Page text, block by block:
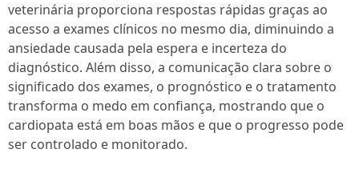
veterinária proporciona respostas rápidas graças ao
acesso a exames clínicos no mesmo dia, diminuindo a
ansiedade causada pela espera e incerteza do
diagnóstico. Além disso, a comunicação clara sobre o
significado dos exames, o prognóstico e o tratamento
transforma o medo em confiança, mostrando que o
cardiopata está em boas mãos e que o progresso pode
ser controlado e monitorado.